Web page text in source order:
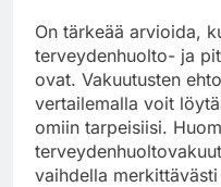
On tärkeää arvioida,
terveydenhuolto- ja
ovat. Vakuutusten
vertailemalla voit
omiin tarpeisiisi.
vaihdella